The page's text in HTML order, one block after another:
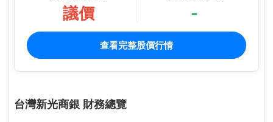
議價 -
查看完整股價行情
台灣新光商銀 財務總覽